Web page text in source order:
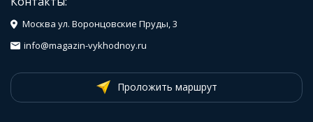
Москва ул. Воронцовские Пруды, 3
info@magazin-vykhodnoy.ru
Проложить маршрут